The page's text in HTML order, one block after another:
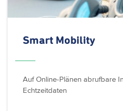
Smart Mobility
Auf Online-Plänen abrufbare
Echtzeitdaten